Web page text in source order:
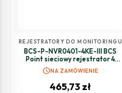
REJESTRATORY DO MONITORINGU
BCS-P-NVR0401-4KE-III BCS
Point sieciowy rejestrator 4
kanałowy IP do 8Mpx
scheduleNA ZAMÓWIENIE
465,73 zł